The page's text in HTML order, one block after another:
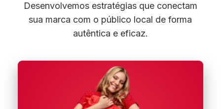
Desenvolvemos estratégias que conectam
sua marca com o público local de forma
autêntica e eficaz.